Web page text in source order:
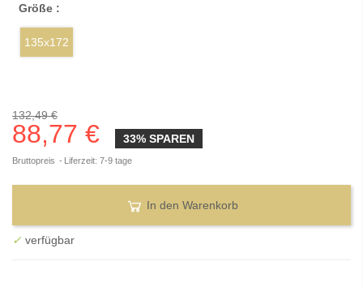
Größe :
135x172
132,49 €
88,77 € 33% SPAREN
Bruttopreis Liferzeit: 7-9 tage
In den Warenkorb
✓ verfügbar